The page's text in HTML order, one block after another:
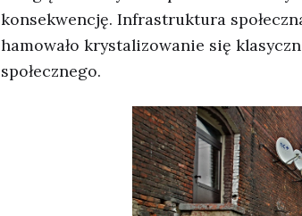
konsekwencję. Infrastruktura
hamowało krystalizowanie się
społecznego.